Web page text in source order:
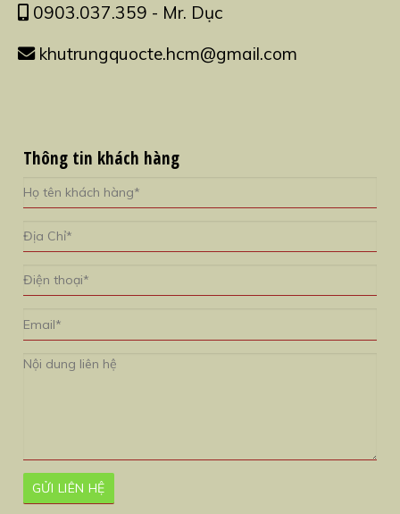
0903.037.359 - Mr. Dục
khutrungquocte.hcm@gmail.com
Thông tin khách hàng